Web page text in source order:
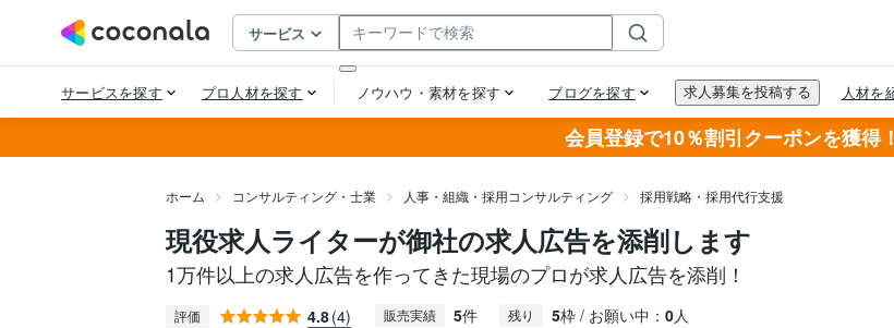
会員登録で10％割引クーポンを獲得！
ホーム コンサルティング・士業 人事・組織・採用コンサルティング 採用戦略・採用代行支援
現役求人ライターが御社の求人広告を添削します
1万件以上の求人広告を作ってきた現場のプロが求人広告を添削！
評価 4.8(4) 販売実績 5件 残り 5枠 / お願い中： 0人